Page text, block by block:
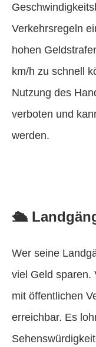
Verkehrsregeln
hohen
km/h zu schnell
Nutzung des
verboten und
werden.
🛳️
Wer seine
viel Geld sparen.
mit öffentlichen
erreichbar. Es